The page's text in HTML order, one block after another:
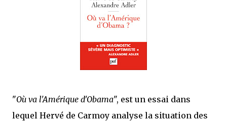
que Thomas connaissait et appréciait Olivier. Marlowe découvre une ville qu’il
ne connaissait pas, habitée par la méfiance, la peur et le rigorisme de la Ligue,
une ville pleine de mystères et de vieilles rancœurs. La Dame d...
"Où va l'Amérique d'Obama", est un essai dans
lequel Hervé de Carmoy analyse la situation des